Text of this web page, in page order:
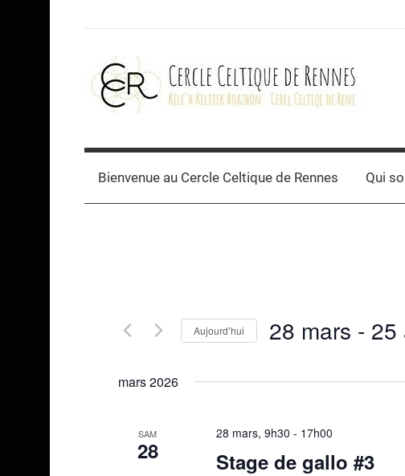
Cercle
celtique
Bienvenue au Cercle Celtique de Rennes Qui
Aujourd’hui 28 mars - 25
une
mars 2026
SAM
28
28 mars, 9h30 - 17h00
Stage de gallo #3